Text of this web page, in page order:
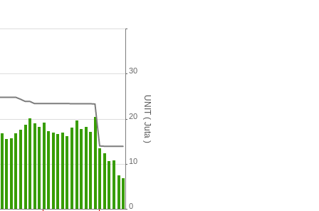
UNIT ( Juta )
0
10
20
30